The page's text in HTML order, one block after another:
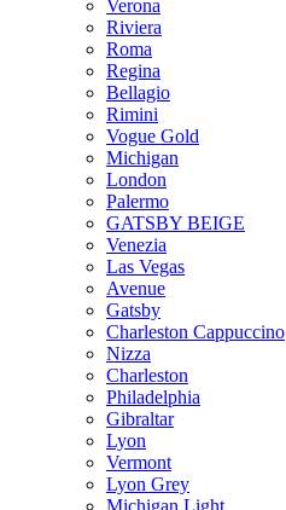
Verona
Riviera
Roma
Regina
Bellagio
Rimini
Vogue Gold
Michigan
London
Palermo
GATSBY BEIGE
Venezia
Las Vegas
Avenue
Gatsby
Charleston Cappuccino
Nizza
Charleston
Philadelphia
Gibraltar
Lyon
Vermont
Lyon Grey
Michigan Light